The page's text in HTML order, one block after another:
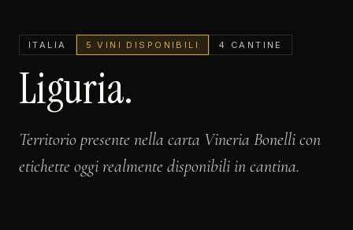
ITALIA 5 VINI DISPONIBILI 4 CANTINE
Liguria.
Territorio presente nella carta Vineria Bonelli con
etichette oggi realmente disponibili in cantina.